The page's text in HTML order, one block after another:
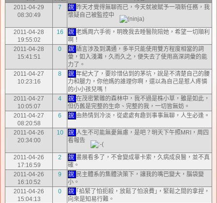
2011-04-29
08:30:49
7 說 昨天才覺得無聊而已，今天就被賦予一項新任務，我
懷疑自己被監控中
2011-04-28
19:55:02
16 說 老媽周六手術，明晚我去睡醫院陪她，希望一切順利
啊！
2011-04-28
15:41:51
0 說 語言涉及到溝通，多半只能使用雙方程度相當的詞
彙，如入淺灘，久而久之，便失去了使用高深詞彙的能
力了。
2011-04-27
10:23:16
8 說 年紀大了，要珍惜佔到的茅坑，說是不清楚自己的腰
力和腿力，你他媽的誰理你啊，還以為自己是惹人疼憐
的小小孩兒嗎！
2011-04-27
10:05:07
4 說 在茂密繁雜的森林中，我不過是株小草，雖是如此，
但仍舊是完整的生命、完整的我，一切皆無妨。
2011-04-27
08:20:58
6 說 由熱情到冷淡，從處處有趣到事事無聊，人生必逢。
2011-04-26
20:34:00
10 說 人生不可能無憂無慮，是吧？明天下午照MRI，周四
看報告
2011-04-26
17:16:59
2 說 畫展看多了，不會變成畢卡索，久病成良醫，並不真
確。
2011-04-26
16:10:52
9 說 民主體系的集體決策下，讓我的嘴巴變大，腦袋變
小。
2011-04-26
15:04:13
0 說 ｢掐緊了怕扼殺，放鬆了怕浪費｣，緊鬆之間的拿捏，
向來是知易行難。